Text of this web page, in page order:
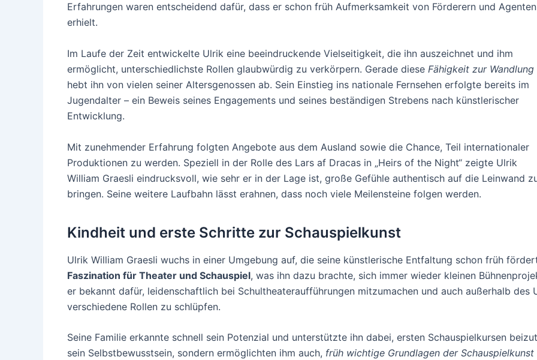
Erfahrungen waren entscheidend dafür, dass er schon früh Aufmerksamkeit von Förderern und Agenten
erhielt.
Im Laufe der Zeit entwickelte Ulrik eine beeindruckende Vielseitigkeit, die ihn auszeichnet und ihm
ermöglicht, unterschiedlichste Rollen glaubwürdig zu verkörpern. Gerade diese Fähigkeit zur Wandlung
hebt ihn von vielen seiner Altersgenossen ab. Sein Einstieg ins nationale Fernsehen erfolgte bereits im
Jugendalter – ein Beweis seines Engagements und seines beständigen Strebens nach künstlerischer
Entwicklung.
Mit zunehmender Erfahrung folgten Angebote aus dem Ausland sowie die Chance, Teil internationaler
Produktionen zu werden. Speziell in der Rolle des Lars af Dracas in „Heirs of the Night“ zeigte Ulrik
William Graesli eindrucksvoll, wie sehr er in der Lage ist, große Gefühle authentisch auf die Leinwand
bringen. Seine weitere Laufbahn lässt erahnen, dass noch viele Meilensteine folgen werden.
Kindheit und erste Schritte zur Schauspielkunst
Ulrik William Graesli wuchs in einer Umgebung auf, die seine künstlerische Entfaltung schon früh
Faszination für Theater und Schauspiel, was ihn dazu brachte, sich immer wieder kleinen
er bekannt dafür, leidenschaftlich bei Schultheateraufführungen mitzumachen und auch außerhalb
verschiedene Rollen zu schlüpfen.
Seine Familie erkannte schnell sein Potenzial und unterstützte ihn dabei, ersten Schauspielkursen
sein Selbstbewusstsein, sondern ermöglichten ihm auch, früh wichtige Grundlagen der Schauspielkunst